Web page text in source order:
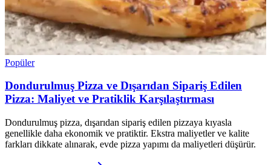
Popüler
Dondurulmuş Pizza ve Dışarıdan Sipariş Edilen
Pizza: Maliyet ve Pratiklik Karşılaştırması
Dondurulmuş pizza, dışarıdan sipariş edilen pizzaya kıyasla
genellikle daha ekonomik ve pratiktir. Ekstra maliyetler ve kalite
farkları dikkate alınarak, evde pizza yapımı da maliyetleri düşürür.